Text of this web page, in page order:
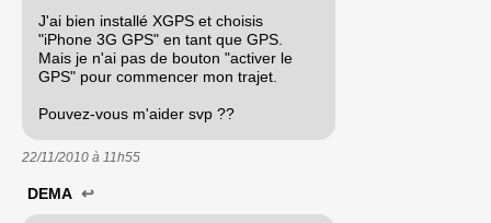
J'ai bien installé XGPS et choisis
"iPhone 3G GPS" en tant que GPS.
Mais je n'ai pas de bouton "activer le
GPS" pour commencer mon trajet.
Pouvez-vous m'aider svp ??
22/11/2010 à 11h55
DEMA ↩